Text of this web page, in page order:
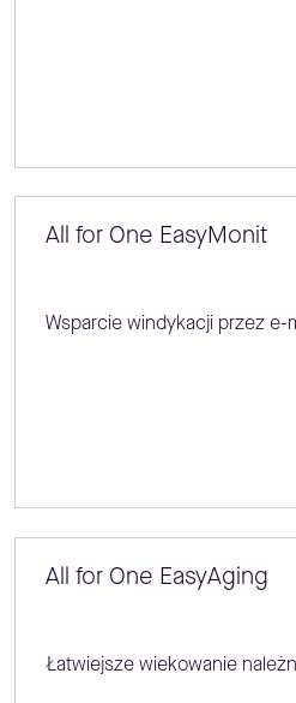
All for One EasyMonit
Wsparcie windykacji przez e-
All for One EasyAging
Łatwiejsze wiekowanie